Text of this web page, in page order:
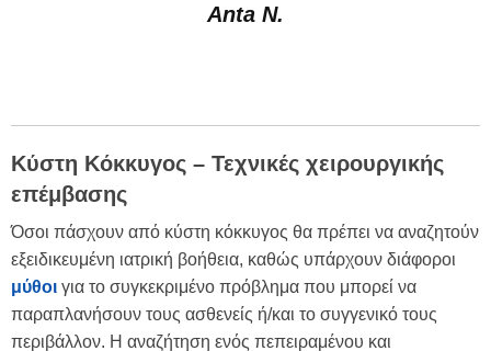
Anta N.
Κύστη Κόκκυγος – Τεχνικές χειρουργικής
επέμβασης
Όσοι πάσχουν από κύστη κόκκυγος θα πρέπει να αναζητούν
εξειδικευμένη ιατρική βοήθεια, καθώς υπάρχουν διάφοροι
μύθοι για το συγκεκριμένο πρόβλημα που μπορεί να
παραπλανήσουν τους ασθενείς ή/και το συγγενικό τους
περιβάλλον. Η αναζήτηση ενός πεπειραμένου και